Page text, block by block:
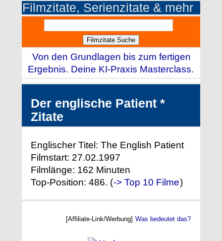
Filmzitate, Serienzitate & mehr
Von den Grundlagen bis zum fertigen
Ergebnis. Deine KI-Praxis Masterclass.
Der englische Patient *
Zitate
Englischer Titel: The English Patient
Filmstart: 27.02.1997
Filmlänge: 162 Minuten
Top-Position: 486. (-> Top 10 Filme)
[Affiliate-Link/Werbung] Was bedeutet das?